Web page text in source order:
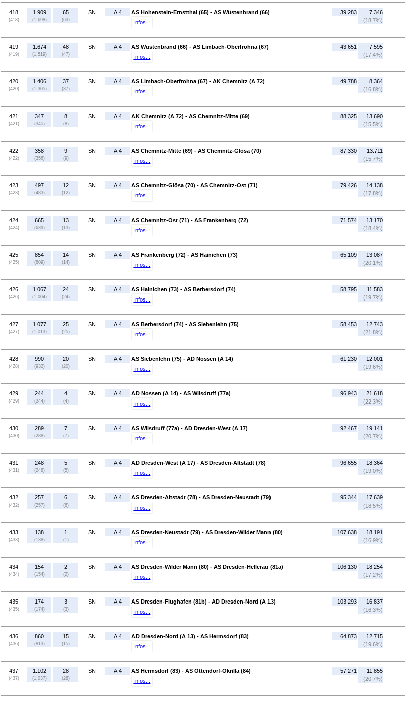
418
(418)
1.909
(1.698)
65
(63)
SN A 4
AS Hohenstein-Ernstthal (65) - AS Wüstenbrand (66)
Infos...
39.283
7.346
(18,7%)
419
(419)
1.674
(1.519)
48
(47)
SN A 4
AS Wüstenbrand (66) - AS Limbach-Oberfrohna (67)
Infos...
43.651
7.595
(17,4%)
420
(420)
1.406
(1.305)
37
(37)
SN A 4
AS Limbach-Oberfrohna (67) - AK Chemnitz (A 72)
Infos...
49.788
8.364
(16,8%)
421
(421)
347
(345)
8
(8)
SN A 4
AK Chemnitz (A 72) - AS Chemnitz-Mitte (69)
Infos...
88.325
13.690
(15,5%)
422
(422)
358
(356)
9
(9)
SN A 4
AS Chemnitz-Mitte (69) - AS Chemnitz-Glösa (70)
Infos...
87.330
13.711
(15,7%)
423
(423)
497
(483)
12
(12)
SN A 4
AS Chemnitz-Glösa (70) - AS Chemnitz-Ost (71)
Infos...
79.426
14.138
(17,8%)
424
(424)
665
(639)
13
(13)
SN A 4
AS Chemnitz-Ost (71) - AS Frankenberg (72)
Infos...
71.574
13.170
(18,4%)
425
(425)
854
(809)
14
(14)
SN A 4
AS Frankenberg (72) - AS Hainichen (73)
Infos...
65.109
13.087
(20,1%)
426
(426)
1.067
(1.004)
24
(24)
SN A 4
AS Hainichen (73) - AS Berbersdorf (74)
Infos...
58.795
11.583
(19,7%)
427
(427)
1.077
(1.013)
25
(25)
SN A 4
AS Berbersdorf (74) - AS Siebenlehn (75)
Infos...
58.453
12.743
(21,8%)
428
(428)
990
(932)
20
(20)
SN A 4
AS Siebenlehn (75) - AD Nossen (A 14)
Infos...
61.230
12.001
(19,6%)
429
(429)
244
(244)
4
(4)
SN A 4
AD Nossen (A 14) - AS Wilsdruff (77a)
Infos...
96.943
21.618
(22,3%)
430
(430)
289
(288)
7
(7)
SN A 4
AS Wilsdruff (77a) - AD Dresden-West (A 17)
Infos...
92.467
19.141
(20,7%)
431
(431)
248
(248)
5
(5)
SN A 4
AD Dresden-West (A 17) - AS Dresden-Altstadt (78)
Infos...
96.655
18.364
(19,0%)
432
(432)
257
(257)
6
(6)
SN A 4
AS Dresden-Altstadt (78) - AS Dresden-Neustadt (79)
Infos...
95.344
17.639
(18,5%)
433
(433)
138
(138)
1
(1)
SN A 4
AS Dresden-Neustadt (79) - AS Dresden-Wilder Mann (80)
Infos...
107.638
18.191
(16,9%)
434
(434)
154
(154)
2
(2)
SN A 4
AS Dresden-Wilder Mann (80) - AS Dresden-Hellerau (81a)
Infos...
106.130
18.254
(17,2%)
435
(435)
174
(174)
3
(3)
SN A 4
AS Dresden-Flughafen (81b) - AD Dresden-Nord (A 13)
Infos...
103.293
16.837
(16,3%)
436
(436)
860
(813)
15
(15)
SN A 4
AD Dresden-Nord (A 13) - AS Hermsdorf (83)
Infos...
64.873
12.715
(19,6%)
437
(437)
1.102
(1.037)
28
(28)
SN A 4
AS Hermsdorf (83) - AS Ottendorf-Okrilla (84)
Infos...
57.271
11.855
(20,7%)